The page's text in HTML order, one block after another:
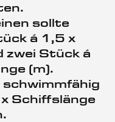
sollte
á 1,5 x
zwei Stück á
(m).
Schiffslänge